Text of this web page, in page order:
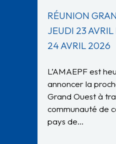
RÉUNION
JEUDI 23
24 AVRIL 2026
L’AMAEPF est
annoncer la
Grand Ouest à
communauté de
pays de…